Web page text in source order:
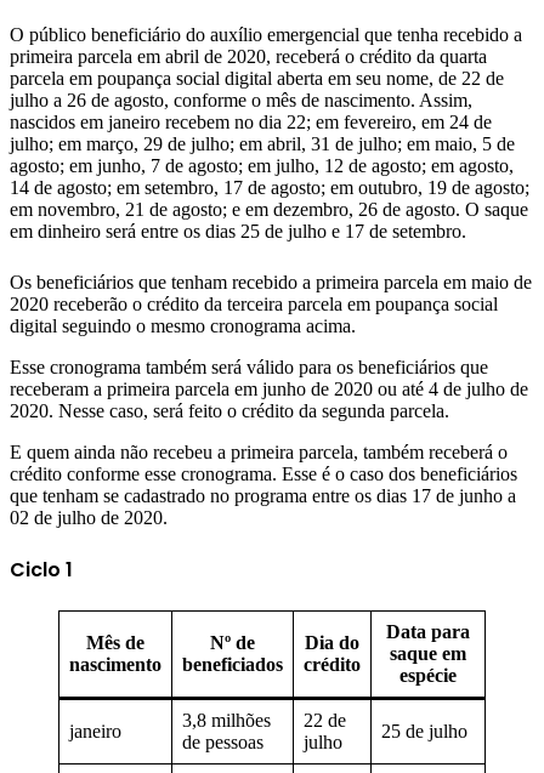
O público beneficiário do auxílio emergencial que tenha recebido a
primeira parcela em abril de 2020, receberá o crédito da quarta
parcela em poupança social digital aberta em seu nome, de 22 de
julho a 26 de agosto, conforme o mês de nascimento. Assim,
nascidos em janeiro recebem no dia 22; em fevereiro, em 24 de
julho; em março, 29 de julho; em abril, 31 de julho; em maio, 5 de
agosto; em junho, 7 de agosto; em julho, 12 de agosto; em agosto,
14 de agosto; em setembro, 17 de agosto; em outubro, 19 de agosto;
em novembro, 21 de agosto; e em dezembro, 26 de agosto. O saque
em dinheiro será entre os dias 25 de julho e 17 de setembro.
Os beneficiários que tenham recebido a primeira parcela em maio de
2020 receberão o crédito da terceira parcela em poupança social
digital seguindo o mesmo cronograma acima.
Esse cronograma também será válido para os beneficiários que
receberam a primeira parcela em junho de 2020 ou até 4 de julho de
2020. Nesse caso, será feito o crédito da segunda parcela.
E quem ainda não recebeu a primeira parcela, também receberá o
crédito conforme esse cronograma. Esse é o caso dos beneficiários
que tenham se cadastrado no programa entre os dias 17 de junho a
02 de julho de 2020.
Ciclo 1
Mês de
nascimento
Nº de
beneficiados
Dia do
crédito
Data para
saque em
espécie
janeiro
3,8 milhões
de pessoas
22 de
julho
25 de julho